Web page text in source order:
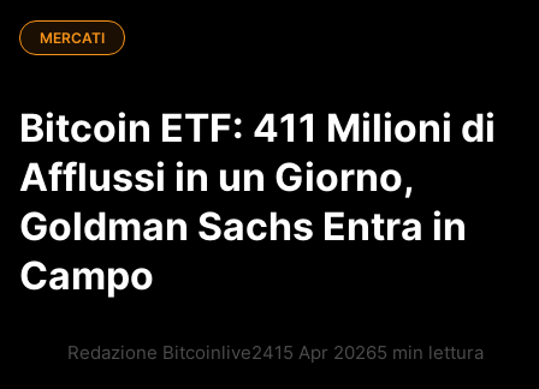
MERCATI
Bitcoin ETF: 411 Milioni di
Afflussi in un Giorno,
Goldman Sachs Entra in
Campo
Redazione Bitcoinlive2415 Apr 20265 min lettura